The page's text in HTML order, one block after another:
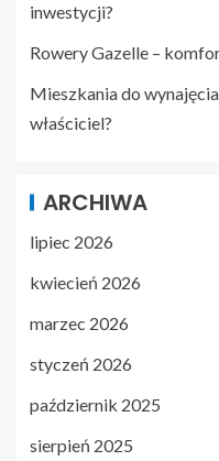
inwestycji?
Rowery Gazelle –
Mieszkania do
właściciel?
ARCHIWA
lipiec 2026
kwiecień 2026
marzec 2026
styczeń 2026
październik 2025
sierpień 2025